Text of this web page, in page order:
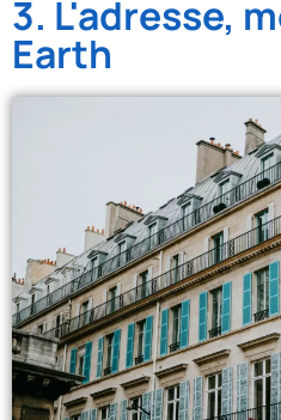
3. L'adresse,
Earth